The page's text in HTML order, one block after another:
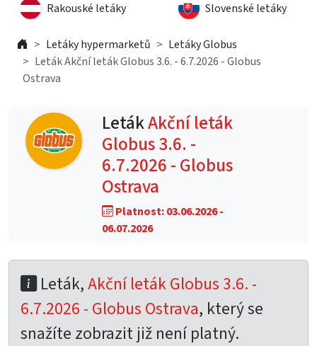
Rakouské letáky Slovenské letáky
Letáky hypermarketů
Letáky Globus
Leták Akční leták Globus 3.6. - 6.7.2026 - Globus
Ostrava
LetákAkční leták
Globus 3.6. -
6.7.2026 - Globus
Ostrava
Platnost: 03.06.2026 -
06.07.2026
Leták,Akční leták Globus 3.6. -
6.7.2026 - Globus Ostrava, který se
snažíte zobrazit již není platný.